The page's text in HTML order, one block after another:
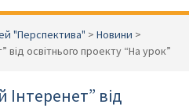
"Перспектива" > Новини >
освітнього проекту “На урок”
від